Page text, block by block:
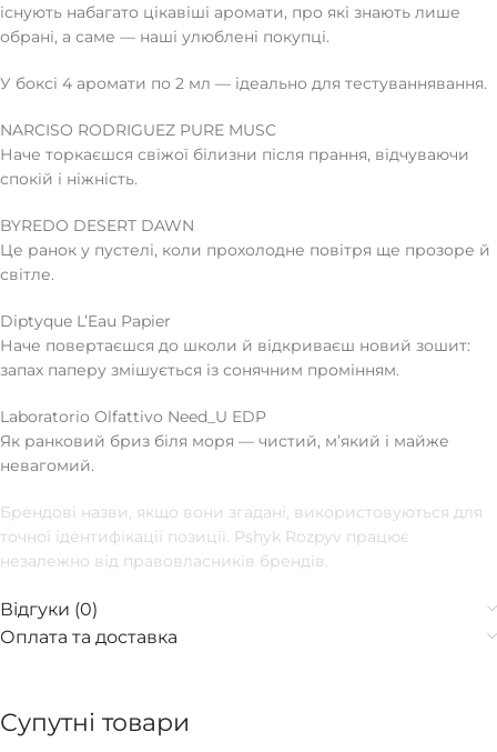
існують набагато цікавіші аромати, про які знають лише
обрані, а саме — наші улюблені покупці.
У боксі 4 аромати по 2 мл — ідеально для тестуваннявання.
NARCISO RODRIGUEZ PURE MUSC
Наче торкаєшся свіжої білизни після прання, відчуваючи
спокій і ніжність.
BYREDO DESERT DAWN
Це ранок у пустелі, коли прохолодне повітря ще прозоре й
світле.
Diptyque L’Eau Papier
Наче повертаєшся до школи й відкриваєш новий зошит:
запах паперу змішується із сонячним промінням.
Laboratorio Olfattivo Need_U EDP
Як ранковий бриз біля моря — чистий, мʼякий і майже
невагомий.
Брендові назви, якщо вони згадані, використовуються для
точної ідентифікації позиції. Pshyk Rozpyv працює
незалежно від правовласників брендів.
Відгуки (0)
Оплата та доставка
Супутні товари